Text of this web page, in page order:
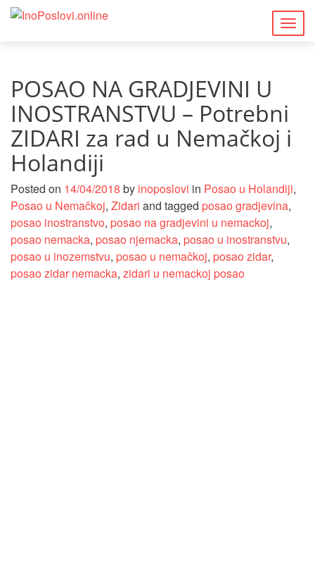
POSAO NA GRADJEVINI U
INOSTRANSTVU – Potrebni
ZIDARI za rad u Nemačkoj i
Holandiji
Posted on 14/04/2018 by inoposlovi in Posao u Holandiji,
Posao u Nemačkoj, Zidari and tagged posao gradjevina,
posao inostranstvo, posao na gradjevini u nemackoj,
posao nemacka, posao njemacka, posao u inostranstvu,
posao u inozemstvu, posao u nemačkoj, posao zidar,
posao zidar nemacka, zidari u nemackoj posao